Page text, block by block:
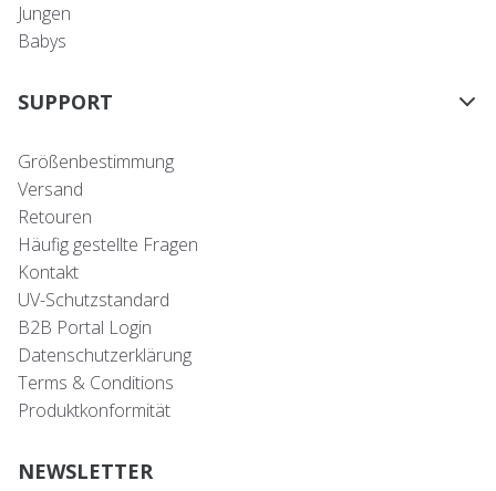
Jungen
Babys
SUPPORT
Größenbestimmung
Versand
Retouren
Häufig gestellte Fragen
Kontakt
UV-Schutzstandard
B2B Portal Login
Datenschutzerklärung
Terms & Conditions
Produktkonformität
NEWSLETTER